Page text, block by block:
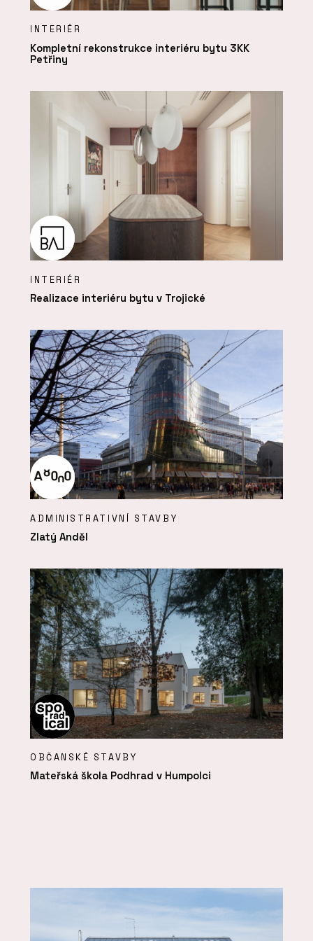
INTERIÉR
Kompletní rekonstrukce interiéru bytu 3KK
Petřiny
INTERIÉR
Realizace interiéru bytu v Trojické
ADMINISTRATIVNÍ STAVBY
Zlatý Anděl
OBČANSKÉ STAVBY
Mateřská škola Podhrad v Humpolci